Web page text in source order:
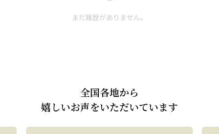
まだ履歴がありません。
全国各地から
嬉しいお声をいただいています